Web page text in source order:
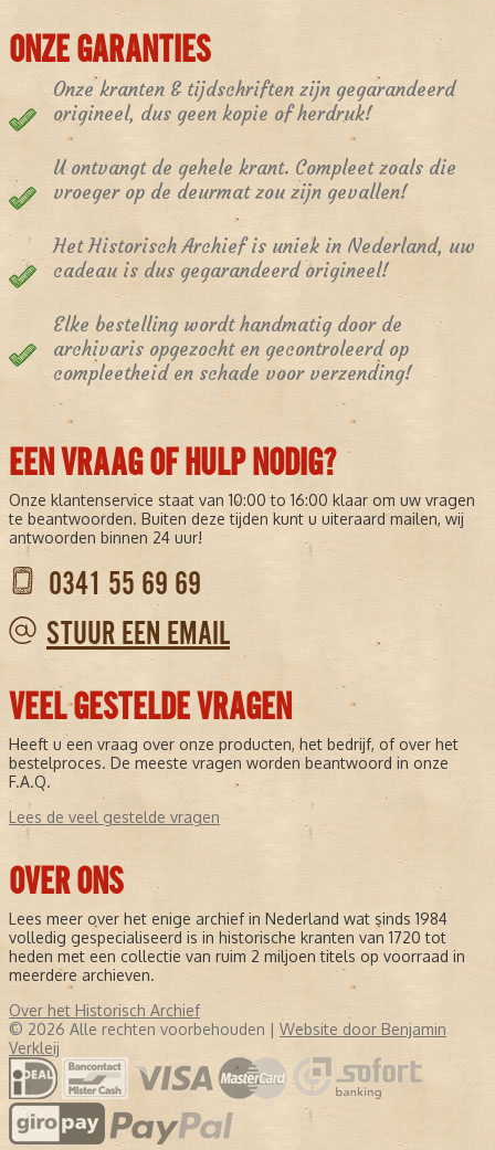
ONZE GARANTIES
Onze kranten & tijdschriften zijn gegarandeerd
origineel, dus geen kopie of herdruk!
U ontvangt de gehele krant. Compleet zoals die
vroeger op de deurmat zou zijn gevallen!
Het Historisch Archief is uniek in Nederland, uw
cadeau is dus gegarandeerd origineel!
Elke bestelling wordt handmatig door de
archivaris opgezocht en gecontroleerd op
compleetheid en schade voor verzending!
EEN VRAAG OF HULP NODIG?
Onze klantenservice staat van 10:00 to 16:00 klaar om uw vragen
te beantwoorden. Buiten deze tijden kunt u uiteraard mailen, wij
antwoorden binnen 24 uur!
0341 55 69 69
STUUR EEN EMAIL
VEEL GESTELDE VRAGEN
Heeft u een vraag over onze producten, het bedrijf, of over het
bestelproces. De meeste vragen worden beantwoord in onze
F.A.Q.
Lees de veel gestelde vragen
OVER ONS
Lees meer over het enige archief in Nederland wat sinds 1984
volledig gespecialiseerd is in historische kranten van 1720 tot
heden met een collectie van ruim 2 miljoen titels op voorraad in
meerdere archieven.
Over het Historisch Archief
© 2026 Alle rechten voorbehouden | Website door Benjamin
Verkleij